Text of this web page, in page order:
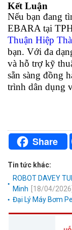
Kết Luận
Nếu bạn đang
EBARA tại
Thuận Hiệp
bạn. Với đa
và hỗ trợ kỹ
sẵn sàng đồng
trình dân dụng
Share
Tin tức khác:
ROBOT DAVEY
Minh
[18/04/2026]
Đại Lý Máy Bơm